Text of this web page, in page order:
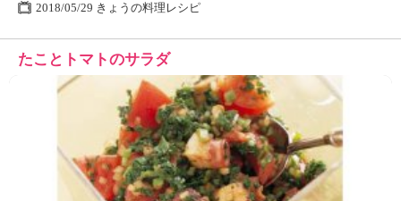
2018/05/29 きょうの料理レシピ
たことトマトのサラダ